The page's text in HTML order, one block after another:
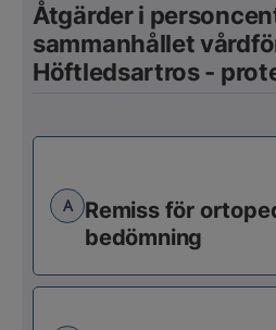
Åtgärder i
sammanhållet
Höftledsartros -
A
Remiss för
bedömning